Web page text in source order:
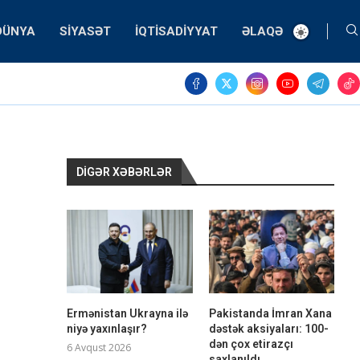
SIYASƏT İQTISADIYYAT ƏLAQƏ
DIGƏR XƏBƏRLƏR
Ermənistan Ukrayna ilə
niyə yaxınlaşır?
6 Avqust 2026
Pakistanda İmran Xana
dəstək aksiyaları: 100-
dən çox etirazçı